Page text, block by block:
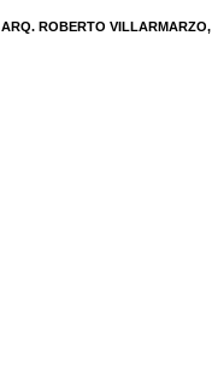
ARQ. ROBERTO VILLARMARZO,